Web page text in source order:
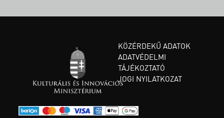
KÖZÉRDEKŰ ADATOK
ADATVÉDELMI
TÁJÉKOZTATÓ
JOGI NYILATKOZAT